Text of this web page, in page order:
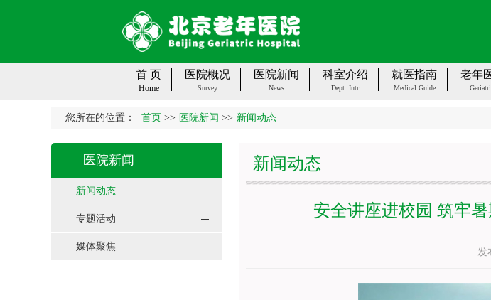
首 页
Home
医院概况
Survey
医院新闻
News
科室介绍
Dept. Intr.
就医指南
Medical Guide
老年
您所在的位置： 首页 >> 医院新闻 >> 新闻动态
医院新闻
新闻动态
专题活动
媒体聚焦
新闻动态
安全讲座进校园 筑牢
发